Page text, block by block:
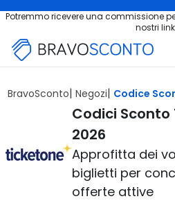
Potremmo ricevere una commissione
nostri link
Salta al contenuto principale
BravoSconto Negozi Codice
Codici
2026
Approfitta dei
biglietti per
offerte attive